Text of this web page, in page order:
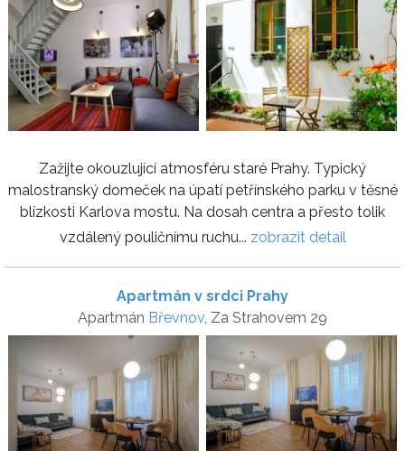
Zažijte okouzlující atmosféru staré Prahy. Typický
malostranský domeček na úpatí petřínského parku v těsné
blízkosti Karlova mostu. Na dosah centra a přesto tolik
vzdálený pouličnímu ruchu... zobrazit detail
Apartmán v srdci Prahy
Apartmán Břevnov, Za Strahovem 29